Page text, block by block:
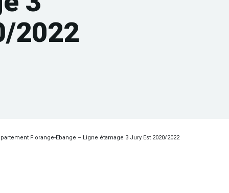
2022
Florange-Ebange – Ligne étamage 3 Jury Est 2020/2022